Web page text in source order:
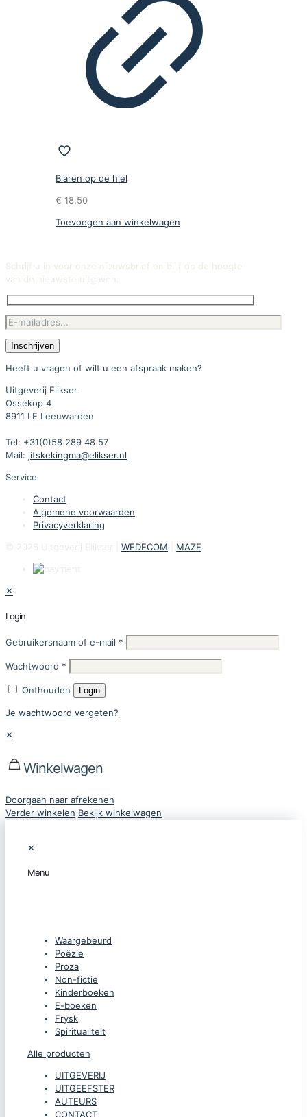
Blaren op de hiel
€ 18,50
Toevoegen aan winkelwagen
Schrijf u in voor onze nieuwsbrief en blijf op de hoogte
van de nieuwste uitgaven.
Heeft u vragen of wilt u een afspraak maken?
Uitgeverij Elikser
Ossekop 4
8911 LE Leeuwarden
Tel: +31(0)58 289 48 57
Mail: jitskekingma@elikser.nl
Service
Contact
Algemene voorwaarden
Privacyverklaring
© 2026 Uitgeverij Elikser | WEDECOM MAZE
✕
Login
Gebruikersnaam of e-mail *
Wachtwoord *
Onthouden Login
Je wachtwoord vergeten?
✕
Winkelwagen
Doorgaan naar afrekenen
Verder winkelen Bekijk winkelwagen
✕
Menu
Waargebeurd
Poëzie
Proza
Non-fictie
Kinderboeken
E-boeken
Frysk
Spiritualiteit
Alle producten
UITGEVERIJ
UITGEEFSTER
AUTEURS
CONTACT